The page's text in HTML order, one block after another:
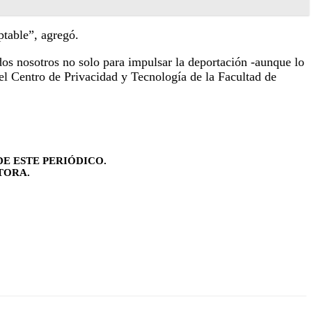
agregó.
nosotros no solo para impulsar la deportación -aunque lo
Centro de Privacidad y Tecnología de la Facultad de
ESTE PERIÓDICO.